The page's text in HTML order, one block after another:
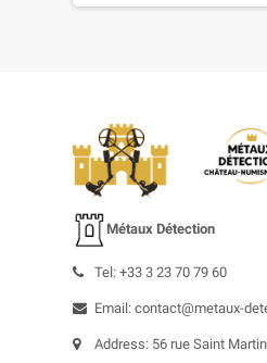
Métaux Détection
Tel: +33 3 23 70 79 60
Email: contact@metaux-
Address: 56 rue Saint